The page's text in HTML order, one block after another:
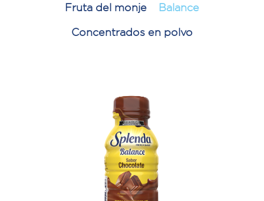
Fruta del monje
Balance
Concentrados en polvo